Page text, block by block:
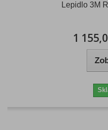
Lepidlo 3M
1